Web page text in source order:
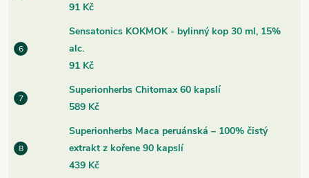
91 Kč
Sensatonics KOKMOK - bylinný kop 30 ml, 15%
alc.
91 Kč
Superionherbs Chitomax 60 kapslí
589 Kč
Superionherbs Maca peruánská – 100% čistý
extrakt z kořene 90 kapslí
439 Kč